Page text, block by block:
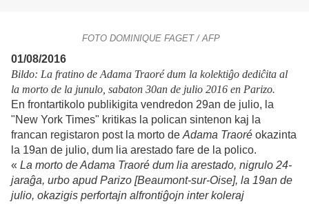
FOTO DOMINIQUE FAGET / AFP
01/08/2016
Bildo: La fratino de Adama Traoré dum la kolektiĝo dediĉita al
la morto de la junulo, sabaton 30an de julio 2016 en Parizo.
En frontartikolo publikigita vendredon 29an de julio, la
"New York Times" kritikas la polican sintenon kaj la
francan registaron post la morto de Adama Traoré okazinta
la 19an de julio, dum lia arestado fare de la polico.
« La morto de Adama Traoré dum lia arestado, nigrulo 24-
jaraĝa, urbo apud Parizo [Beaumont-sur-Oise], la 19an de
julio, okazigis perfortajn alfrontiĝojn inter koleraj